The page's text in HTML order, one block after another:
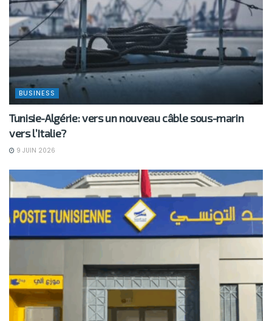
BUSINESS
Tunisie-Algérie: vers un nouveau câble sous-marin
vers l’Italie?
9 JUIN 2026